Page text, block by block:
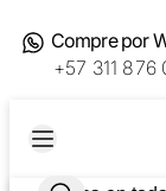
Compre por
+57 311 876